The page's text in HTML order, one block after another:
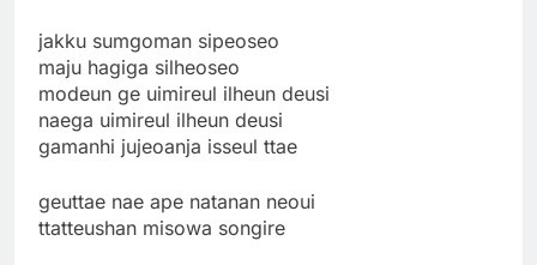
jakku sumgoman sipeoseo
maju hagiga silheoseo
modeun ge uimireul ilheun deusi
naega uimireul ilheun deusi
gamanhi jujeoanja isseul ttae
geuttae nae ape natanan neoui
ttatteushan misowa songire